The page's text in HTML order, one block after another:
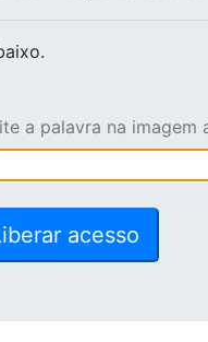
a palavra na imagem